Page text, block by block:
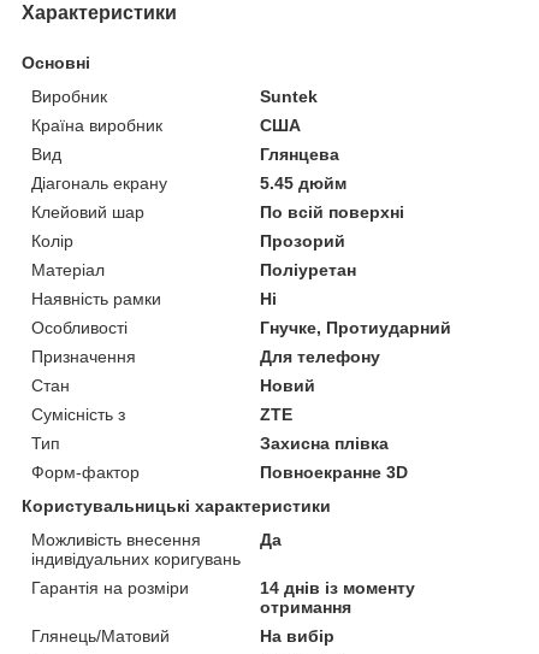
Характеристики
Основні
Виробник
Suntek
Країна виробник
США
Вид
Глянцева
Діагональ екрану
5.45 дюйм
Клейовий шар
По всій поверхні
Колір
Прозорий
Матеріал
Поліуретан
Наявність рамки
Ні
Особливості
Гнучке, Протиударний
Призначення
Для телефону
Стан
Новий
Сумісність з
ZTE
Тип
Захисна плівка
Форм-фактор
Повноекранне 3D
Користувальницькі характеристики
Можливість внесення
індивідуальних коригувань
Да
Гарантія на розміри
14 днів із моменту
отримання
Глянець/Матовий
На вибір